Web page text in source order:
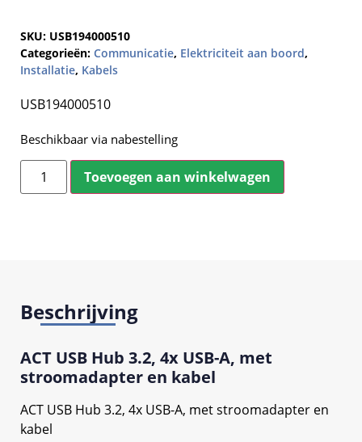
SKU: USB194000510
Categorieën: Communicatie, Elektriciteit aan boord,
Installatie, Kabels
USB194000510
Beschikbaar via nabestelling
Toevoegen aan winkelwagen
Beschrijving
ACT USB Hub 3.2, 4x USB-A, met
stroomadapter en kabel
ACT USB Hub 3.2, 4x USB-A, met stroomadapter en
kabel